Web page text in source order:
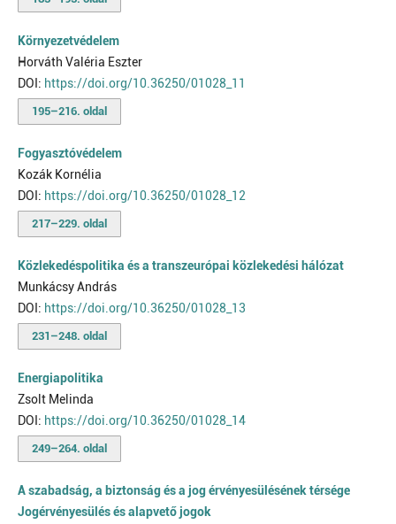
Környezetvédelem
Horváth Valéria Eszter
DOI: https://doi.org/10.36250/01028_11
195–216. oldal
Fogyasztóvédelem
Kozák Kornélia
DOI: https://doi.org/10.36250/01028_12
217–229. oldal
Közlekedéspolitika és a transzeurópai közlekedési hálózat
Munkácsy András
DOI: https://doi.org/10.36250/01028_13
231–248. oldal
Energiapolitika
Zsolt Melinda
DOI: https://doi.org/10.36250/01028_14
249–264. oldal
A szabadság, a biztonság és a jog érvényesülésének térsége
Jogérvényesülés és alapvető jogok